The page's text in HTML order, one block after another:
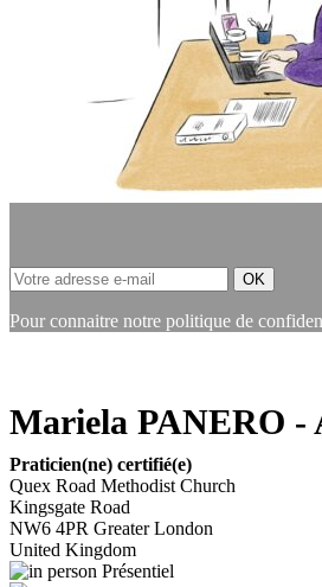
Pour connaitre notre politique de
Mariela PANERO -
Praticien(ne) certifié(e)
Quex Road Methodist Church
Kingsgate Road
NW6 4PR Greater London
United Kingdom
Présentiel